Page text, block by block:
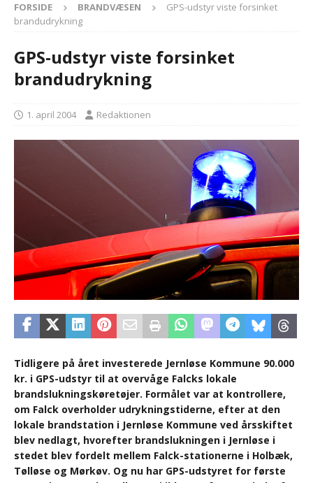
FORSIDE BRANDVÆSEN
GPS-udstyr viste forsinket
brandudrykning
GPS-udstyr viste forsinket
brandudrykning
1. april 2004 Redaktionen
Tidligere på året investerede Jernløse Kommune 90.000
kr. i GPS-udstyr til at overvåge Falcks lokale
brandslukningskøretøjer. Formålet var at kontrollere,
om Falck overholder udrykningstiderne, efter at den
lokale brandstation i Jernløse Kommune ved årsskiftet
blev nedlagt, hvorefter brandslukningen i Jernløse i
stedet blev fordelt mellem Falck-stationerne i Holbæk,
Tølløse og Mørkøv. Og nu har GPS-udstyret for første